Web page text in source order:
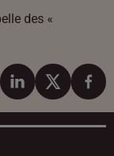
des «